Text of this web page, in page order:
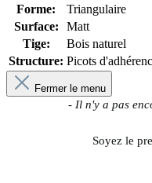
Forme:
Triangulaire
Surface:
Matt
Tige:
Bois naturel
Structure: Picots
Fermer le menu
- Il n'y a pas
Soyez le
New content loaded